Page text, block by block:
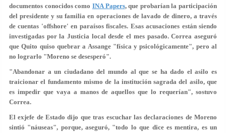
documentos conocidos como INA Papers, que probarían la participación
del presidente y su familia en operaciones de lavado de dinero, a través
de cuentas 'offshore' en paraísos fiscales. Esas acusaciones están siendo
investigadas por la Justicia local desde el mes pasado. Correa aseguró
que Quito quiso quebrar a Assange "física y psicológicamente", pero al
no lograrlo "Moreno se desesperó".
"Abandonar a un ciudadano del mundo al que se ha dado el asilo es
traicionar el fundamento mismo de la institución sagrada del asilo, que
es impedir que vaya a manos de aquellos que lo requerían", sostuvo
Correa.
El exjefe de Estado dijo que tras escuchar las declaraciones de Moreno
sintió "náuseas", porque, aseguró, "todo lo que dice es mentira, es un